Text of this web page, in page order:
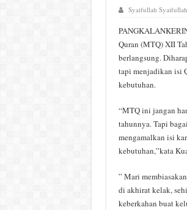
Syaifullah Syaifullah
Quran (MTQ) XII
berlangsung.
tapi menjadikan isi
kebutuhan.
“MTQ ini jangan
tahunnya. Tapi
mengamalkan isi
kebutuhan,”kata
” Mari
di akhirat kelak,
keberkahan buat